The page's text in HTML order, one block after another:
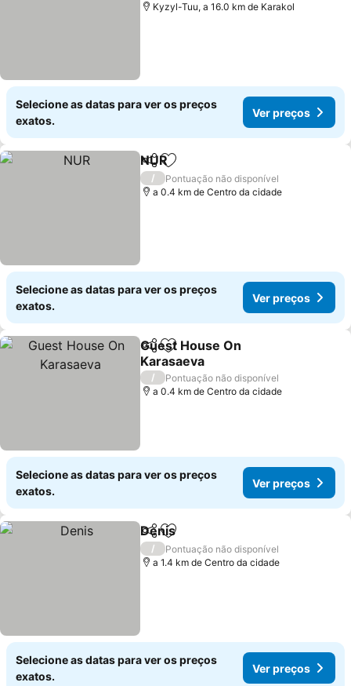
Kyzyl-Tuu, a 16.0 km de Karakol
Selecione as datas para ver os preços
exatos.
Ver preços
PartilharAdicionar aos favoritos
NUR
/
Pontuação não disponível
a 0.4 km de Centro da cidade
Selecione as datas para ver os preços
exatos.
Ver preços
PartilharAdicionar aos favoritos
Guest House On
Karasaeva
/
Pontuação não disponível
a 0.4 km de Centro da cidade
Selecione as datas para ver os preços
exatos.
Ver preços
PartilharAdicionar aos favoritos
Denis
/
Pontuação não disponível
a 1.4 km de Centro da cidade
Selecione as datas para ver os preços
exatos.
Ver preços